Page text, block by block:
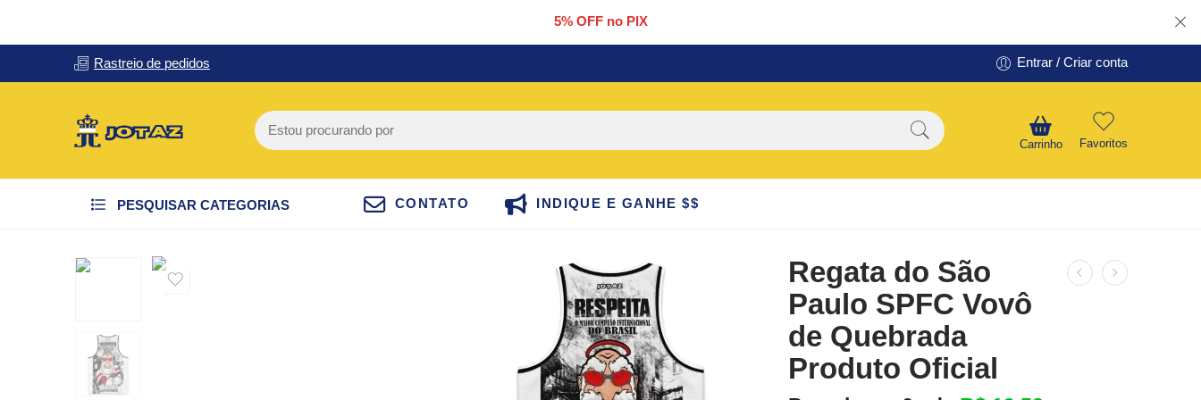
5% OFF no PIX
Rastreio de pedidos Entrar / Criar conta
Carrinho Favoritos
PESQUISAR CATEGORIAS CONTATO INDIQUE E GANHE $$
Regata do São
Paulo SPFC Vovô
de Quebrada
Produto Oficial